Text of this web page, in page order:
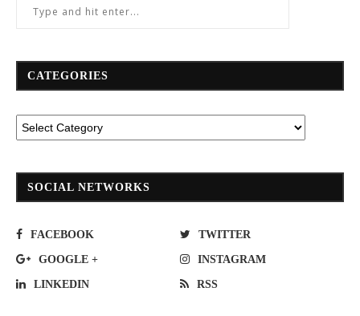
CATEGORIES
SOCIAL NETWORKS
FACEBOOK TWITTER
GOOGLE + INSTAGRAM
LINKEDIN RSS